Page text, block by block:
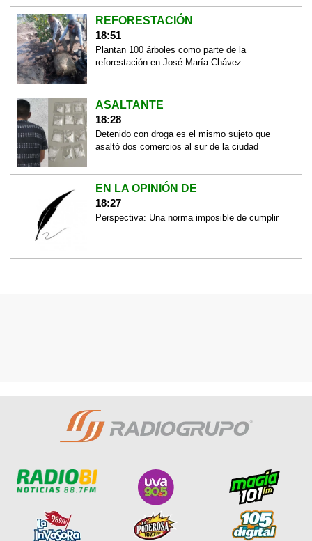
REFORESTACIÓN
18:51
Plantan 100 árboles como parte de la
reforestación en José María Chávez
ASALTANTE
18:28
Detenido con droga es el mismo sujeto que
asaltó dos comercios al sur de la ciudad
EN LA OPINIÓN DE
18:27
Perspectiva: Una norma imposible de cumplir